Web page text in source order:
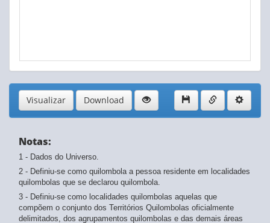
Visualizar Download
Notas:
1 - Dados do Universo.
2 - Definiu-se como quilombola a pessoa residente em localidades
quilombolas que se declarou quilombola.
3 - Definiu-se como localidades quilombolas aquelas que
compõem o conjunto dos Territórios Quilombolas oficialmente
delimitados, dos agrupamentos quilombolas e das demais áreas